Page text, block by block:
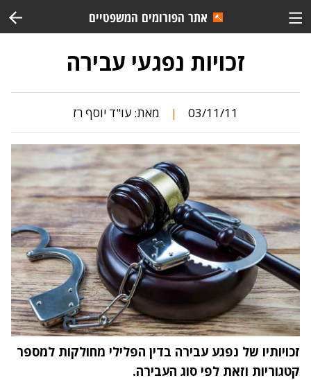
אתר הפורומים המשפטיים
זכויות נפגעי עבירה
03/11/11
| מאת: עו"ד יוסף רז
זכויותיו של נפגע עבירה בדין הפלילי מחולקות למספר
קטגוריות וזאת לפי סוג העבירה.